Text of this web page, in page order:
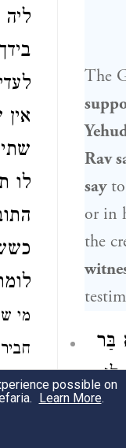
לו
מי
The
Rav
sayto
or in
the
בַּר
possible on
Learn More.